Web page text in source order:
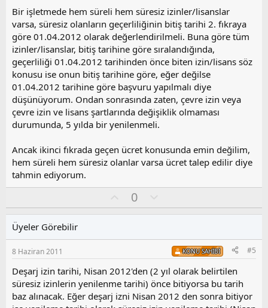
y
l
a
Bir işletmede hem süreli hem süresiz izinler/lisanslar
varsa, süresiz olanların geçerliliğinin bitiş tarihi 2. fıkraya
göre 01.04.2012 olarak değerlendirilmeli. Buna göre tüm
izinler/lisanslar, bitiş tarihine göre sıralandığında,
geçerliliği 01.04.2012 tarihinden önce biten izin/lisans söz
konusu ise onun bitiş tarihine göre, eğer değilse
01.04.2012 tarihine göre başvuru yapılmalı diye
düşünüyorum. Ondan sonrasında zaten, çevre izin veya
çevre izin ve lisans şartlarında değişiklik olmaması
durumunda, 5 yılda bir yenilenmeli.
Ancak ikinci fıkrada geçen ücret konusunda emin değilim,
hem süreli hem süresiz olanlar varsa ücret talep edilir diye
tahmin ediyorum.
y
0
l
s
u
z
o
y
l
Üyeler Görebilir
8 Haziran 2011 KONU SAHIBI #5
Deşarj izin tarihi, Nisan 2012'den (2 yıl olarak belirtilen
süresiz izinlerin yenilenme tarihi) önce bitiyorsa bu tarih
baz alınacak. Eğer deşarj izni Nisan 2012 den sonra bitiyor